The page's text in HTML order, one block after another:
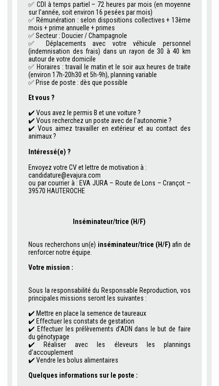
✅ CDI à temps partiel – 72 heures par mois (en moyenne
sur l’année, soit environ 16 pesées par mois)
✅ Rémunération : selon dispositions collectives + 13ème
mois + prime annuelle + primes
✅ Secteur : Doucier / Champagnole
✅ Déplacements avec votre véhicule personnel
(indemnisation des frais) dans un rayon de 30 à 40 km
autour de votre domicile
✅ Horaires : travail le matin et le soir aux heures de traite
(environ 17h-20h30 et 5h-9h), planning variable
✅ Prise de poste : dès que possible
Et vous ?
✔️ Vous avez le permis B et une voiture ?
✔️ Vous recherchez un poste avec de l’autonomie ?
✔️ Vous aimez travailler en extérieur et au contact des
animaux ?
Intéressé(e) ?
Envoyez votre CV et lettre de motivation à :
candidature@evajura.com
ou par courrier à : EVA JURA – Route de Lons – Crançot –
39570 HAUTEROCHE
Inséminateur/trice (H/F)
Nous recherchons un(e) inséminateur/trice (H/F) afin de
renforcer notre équipe.
Votre mission :
Sous la responsabilité du Responsable Reproduction, vos
principales missions seront les suivantes :
✔️ Mettre en place la semence de taureaux
✔️ Effectuer les constats de gestation
✔️ Effectuer les prélèvements d’ADN dans le but de faire
du génotypage
✔️ Réaliser avec les éleveurs les plannings
d’accouplement
✔️ Vendre les bolus alimentaires
Quelques informations sur le poste :